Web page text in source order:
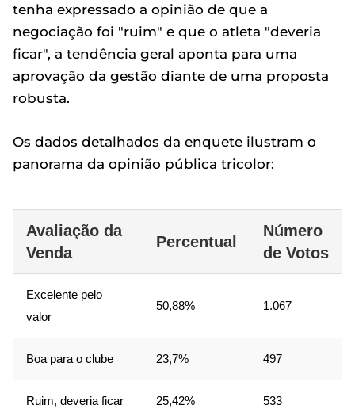
tenha expressado a opinião de que a
negociação foi "ruim" e que o atleta "deveria
ficar", a tendência geral aponta para uma
aprovação da gestão diante de uma proposta
robusta.
Os dados detalhados da enquete ilustram o
panorama da opinião pública tricolor:
Avaliação da
Venda
Percentual
Número
de Votos
Excelente pelo
valor
50,88% 1.067
Boa para o clube 23,7% 497
Ruim, deveria ficar 25,42% 533